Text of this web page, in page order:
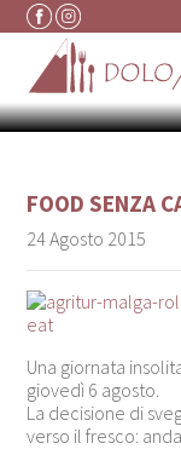
Vai al contenuto
GITA
FOOD SENZA
24 Agosto 2015
Una giornata
giovedì 6 agosto.
La decisione di
verso il fresco: